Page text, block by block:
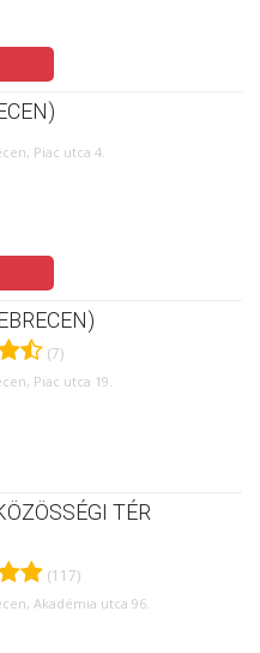
Piac utca 4.
(7)
Piac utca 19.
TÉR
(117)
Akadémia utca 96.